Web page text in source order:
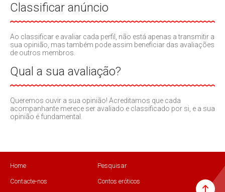
Classificar anúncio
Ao classificar e avaliar cada perfil, não está apenas a transmitir a
sua opinião, mas também pode assim beneficiar das avaliações
de outros membros.
Qual a sua avaliação?
Queremos ouvir a sua opinião! Acreditamos que cada
acompanhante merece ser avaliado e classificado por si, e a sua
opinião é fundamental.
Home Pesquisar
Contacte-nos Contos eróticos